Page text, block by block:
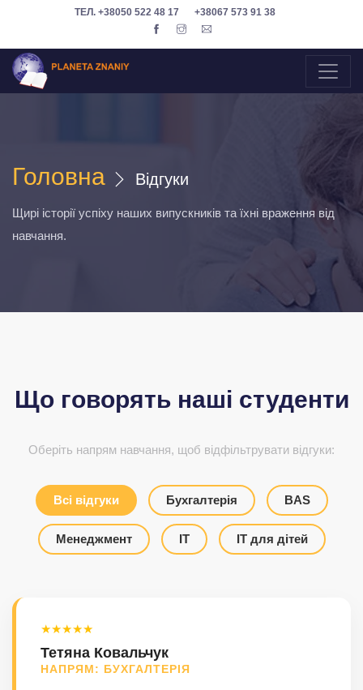
ТЕЛ. +38050 522 48 17 +38067 573 91 38
Головна Відгуки
Щирі історії успіху наших випускників та їхні враження від
навчання.
Що говорять наші студенти
Оберіть напрям навчання, щоб відфільтрувати відгуки:
Всі відгуки Бухгалтерія BAS
Менеджмент ІТ ІТ для дітей
★★★★★
Тетяна Ковальчук
НАПРЯМ: БУХГАЛТЕРІЯ